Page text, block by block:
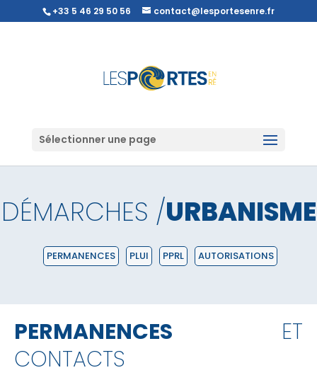
+33 5 46 29 50 56 contact@lesportesenre.fr
Sélectionner une page
DÉMARCHES /URBANISME
PERMANENCES PLUI PPRL AUTORISATIONS
PERMANENCES ET
CONTACTS